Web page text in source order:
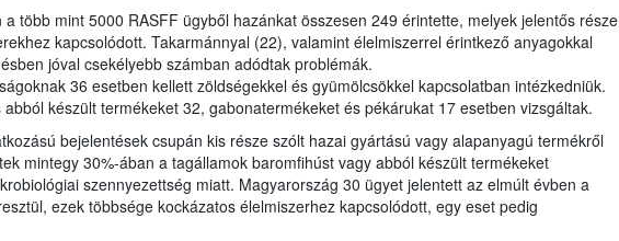
a több mint 5000 RASFF ügyből hazánkat összesen 249 érintette, melyek jelentős része
kapcsolódott. Takarmánnyal (22), valamint élelmiszerrel érintkező anyagokkal
jóval csekélyebb számban adódtak problémák.
36 esetben kellett zöldségekkel és gyümölcsökkel kapcsolatban intézkedniük.
abból készült termékeket 32, gabonatermékeket és pékárukat 17 esetben vizsgáltak.
bejelentések csupán kis része szólt hazai gyártású vagy alapanyagú termékről
mintegy 30%-ában a tagállamok baromfihúst vagy abból készült termékeket
szennyezettség miatt. Magyarország 30 ügyet jelentett az elmúlt évben a
ezek többsége kockázatos élelmiszerhez kapcsolódott, egy eset pedig